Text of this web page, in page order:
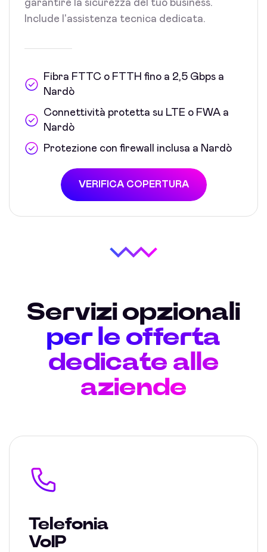
garantire la sicurezza del tuo business.
Include l'assistenza tecnica dedicata.
Fibra FTTC o FTTH fino a 2,5 Gbps a
Nardò
Connettività protetta su LTE o FWA a
Nardò
Protezione con firewall inclusa a Nardò
VERIFICA COPERTURA
Servizi opzionali
per le offerta
dedicate alle
aziende
Telefonia
VoIP